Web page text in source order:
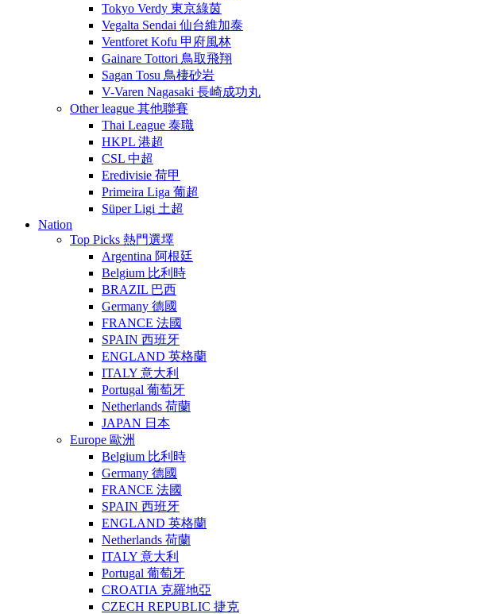
Tokyo Verdy 東京綠茵
Vegalta Sendai 仙台維加泰
Ventforet Kofu 甲府風林
Gainare Tottori 鳥取飛翔
Sagan Tosu 鳥棲砂岩
V-Varen Nagasaki 長崎成功丸
Other league 其他聯賽
Thai League 泰職
HKPL 港超
CSL 中超
Eredivisie 荷甲
Primeira Liga 葡超
Süper Ligi 土超
Nation
Top Picks 熱門選墿
Argentina 阿根廷
Belgium 比利時
BRAZIL 巴西
Germany 德國
FRANCE 法國
SPAIN 西班牙
ENGLAND 英格蘭
ITALY 意大利
Portugal 葡萄牙
Netherlands 荷蘭
JAPAN 日本
Europe 歐洲
Belgium 比利時
Germany 德國
FRANCE 法國
SPAIN 西班牙
ENGLAND 英格蘭
Netherlands 荷蘭
ITALY 意大利
Portugal 葡萄牙
CROATIA 克羅地亞
CZECH REPUBLIC 捷克